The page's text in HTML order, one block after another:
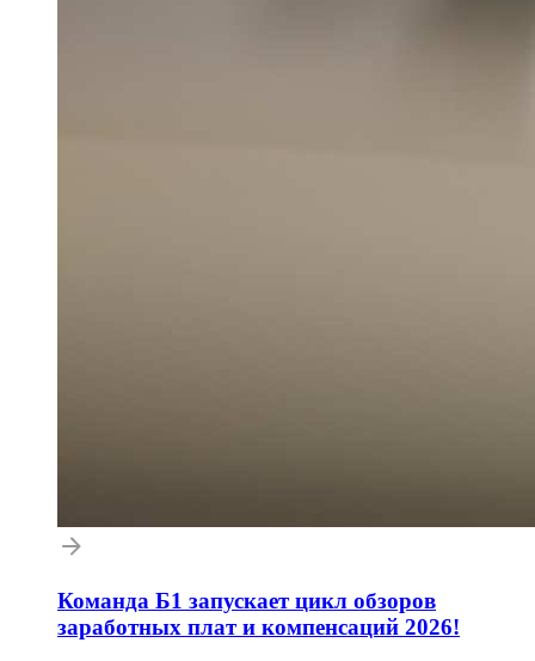
Команда Б1 запускает цикл обзоров
заработных плат и компенсаций 2026!